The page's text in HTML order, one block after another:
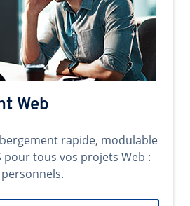
Web
rapide, modulable
pour tous vos projets Web :